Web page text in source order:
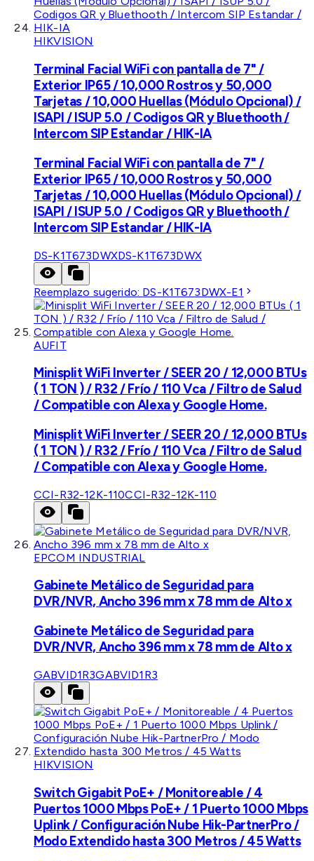
HIKVISION
Terminal Facial WiFi con pantalla de 7" /
Exterior IP65 / 10,000 Rostros y 50,000
Tarjetas / 10,000 Huellas (Módulo Opcional) /
ISAPI / ISUP 5.0 / Codigos QR y Bluethooth /
Intercom SIP Estandar / HIK-IA
Terminal Facial WiFi con pantalla de 7" /
Exterior IP65 / 10,000 Rostros y 50,000
Tarjetas / 10,000 Huellas (Módulo Opcional) /
ISAPI / ISUP 5.0 / Codigos QR y Bluethooth /
Intercom SIP Estandar / HIK-IA
DS-K1T673DWXDS-K1T673DWX
Reemplazo sugerido: DS-K1T673DWX-E1
AUFIT
Minisplit WiFi Inverter / SEER 20 / 12,000 BTUs
( 1 TON ) / R32 / Frío / 110 Vca / Filtro de Salud
/ Compatible con Alexa y Google Home.
Minisplit WiFi Inverter / SEER 20 / 12,000 BTUs
( 1 TON ) / R32 / Frío / 110 Vca / Filtro de Salud
/ Compatible con Alexa y Google Home.
CCI-R32-12K-110CCI-R32-12K-110
EPCOM INDUSTRIAL
Gabinete Metálico de Seguridad para
DVR/NVR, Ancho 396 mm x 78 mm de Alto x
Gabinete Metálico de Seguridad para
DVR/NVR, Ancho 396 mm x 78 mm de Alto x
GABVID1R3GABVID1R3
HIKVISION
Switch Gigabit PoE+ / Monitoreable / 4
Puertos 1000 Mbps PoE+ / 1 Puerto 1000 Mbps
Uplink / Configuración Nube Hik-PartnerPro /
Modo Extendido hasta 300 Metros / 45 Watts